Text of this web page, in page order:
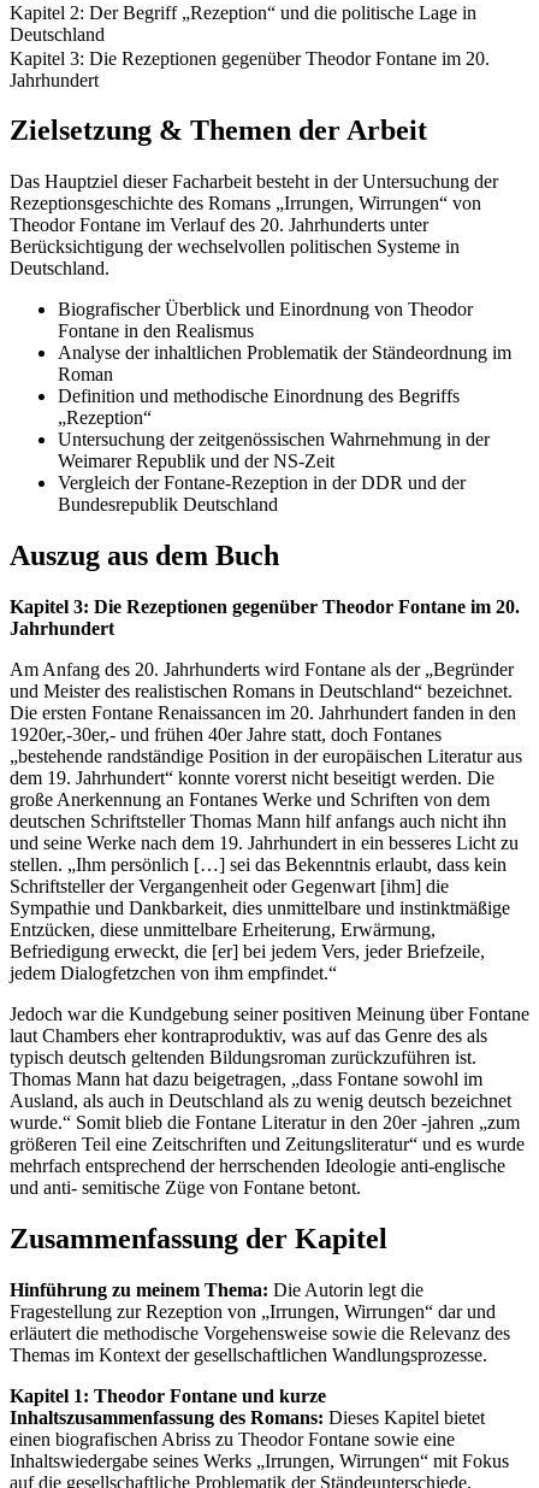
Kapitel 2: Der Begriff „Rezeption“ und die politische Lage in
Deutschland
Kapitel 3: Die Rezeptionen gegenüber Theodor Fontane im 20.
Jahrhundert
Zielsetzung & Themen der Arbeit
Das Hauptziel dieser Facharbeit besteht in der Untersuchung der
Rezeptionsgeschichte des Romans „Irrungen, Wirrungen“ von
Theodor Fontane im Verlauf des 20. Jahrhunderts unter
Berücksichtigung der wechselvollen politischen Systeme in
Deutschland.
Biografischer Überblick und Einordnung von Theodor
Fontane in den Realismus
Analyse der inhaltlichen Problematik der Ständeordnung im
Roman
Definition und methodische Einordnung des Begriffs
„Rezeption“
Untersuchung der zeitgenössischen Wahrnehmung in der
Weimarer Republik und der NS-Zeit
Vergleich der Fontane-Rezeption in der DDR und der
Bundesrepublik Deutschland
Auszug aus dem Buch
Kapitel 3: Die Rezeptionen gegenüber Theodor Fontane im 20.
Jahrhundert
Am Anfang des 20. Jahrhunderts wird Fontane als der „Begründer
und Meister des realistischen Romans in Deutschland“ bezeichnet.
Die ersten Fontane Renaissancen im 20. Jahrhundert fanden in den
1920er,-30er,- und frühen 40er Jahre statt, doch Fontanes
„bestehende randständige Position in der europäischen Literatur aus
dem 19. Jahrhundert“ konnte vorerst nicht beseitigt werden. Die
große Anerkennung an Fontanes Werke und Schriften von dem
deutschen Schriftsteller Thomas Mann hilf anfangs auch nicht ihn
und seine Werke nach dem 19. Jahrhundert in ein besseres Licht zu
stellen. „Ihm persönlich […] sei das Bekenntnis erlaubt, dass kein
Schriftsteller der Vergangenheit oder Gegenwart [ihm] die
Sympathie und Dankbarkeit, dies unmittelbare und instinktmäßige
Entzücken, diese unmittelbare Erheiterung, Erwärmung,
Befriedigung erweckt, die [er] bei jedem Vers, jeder Briefzeile,
jedem Dialogfetzchen von ihm empfindet.“
Jedoch war die Kundgebung seiner positiven Meinung über Fontane
laut Chambers eher kontraproduktiv, was auf das Genre des als
typisch deutsch geltenden Bildungsroman zurückzuführen ist.
Thomas Mann hat dazu beigetragen, „dass Fontane sowohl im
Ausland, als auch in Deutschland als zu wenig deutsch bezeichnet
wurde.“ Somit blieb die Fontane Literatur in den 20er -jahren „zum
größeren Teil eine Zeitschriften und Zeitungsliteratur“ und es wurde
mehrfach entsprechend der herrschenden Ideologie anti-englische
und anti- semitische Züge von Fontane betont.
Zusammenfassung der Kapitel
Hinführung zu meinem Thema: Die Autorin legt die
Fragestellung zur Rezeption von „Irrungen, Wirrungen“ dar und
erläutert die methodische Vorgehensweise sowie die Relevanz des
Themas im Kontext der gesellschaftlichen Wandlungsprozesse.
Kapitel 1: Theodor Fontane und kurze
Inhaltszusammenfassung des Romans: Dieses Kapitel bietet
einen biografischen Abriss zu Theodor Fontane sowie eine
Inhaltswiedergabe seines Werks „Irrungen, Wirrungen“ mit Fokus
auf die gesellschaftliche Problematik der Ständeunterschiede.